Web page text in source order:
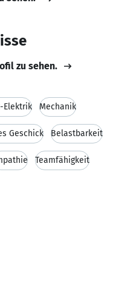
zu sehen.
Elektrik Mechanik
Geschick Belastbarkeit
Teamfähigkeit